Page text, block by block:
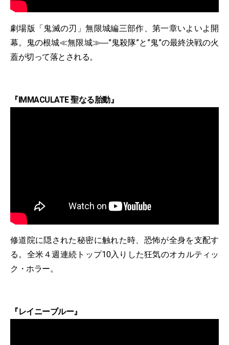
劇場版「鬼滅の刃」無限城編三部作、第一章いよいよ開
幕。鬼の根城≪無限城≫―”鬼殺隊”と”鬼”の最終決戦の火
蓋が切って落とされる。
『IMMACULATE 聖なる胎動』
修道院に隠された秘密に触れた時、恐怖が全⾝を⽀配す
る。全⽶４週連続トップ10⼊りした狂気のオカルティッ
ク・ホラー。
『レイニーブルー』